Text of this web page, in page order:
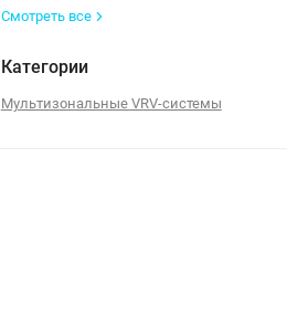
Смотреть все
Категории
Мультизональные VRV-системы